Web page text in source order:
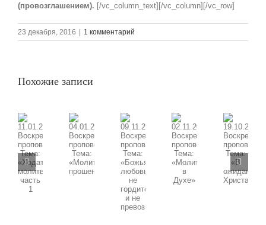
(провозглашением). [/vc_column_text][/vc_column][/vc_row]
23 декабря, 2016 1 комментарий
Похожие записи
11.01.2026
Воскресная
проповедь,
«Ходатайственная
04.01.2026
Воскресная
проповедь,
09.11.2025
Воскресная
проповедь,
Тема:
«Божья
любовь
02.11.2025
Воскресная
проповедь,
Тема:
19.10.2025
Воскресная
проповедь,
Тема: